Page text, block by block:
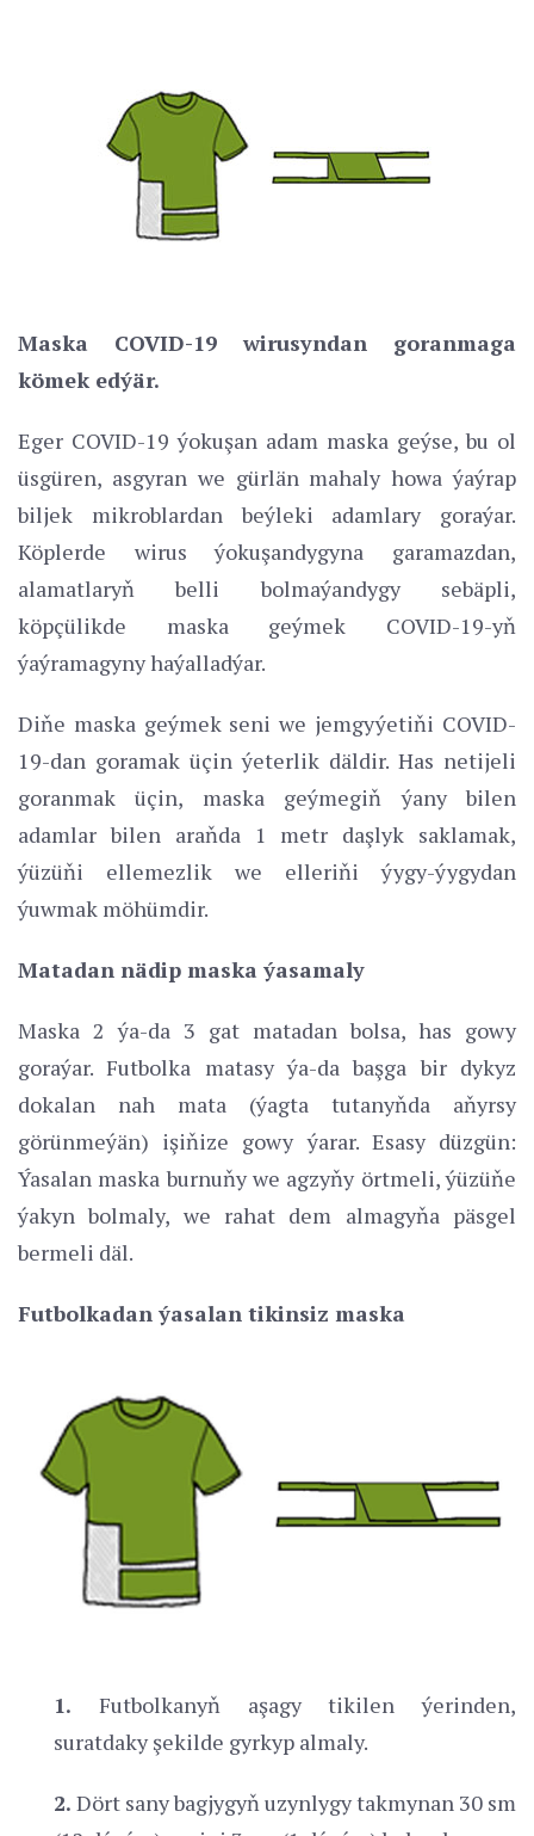
Maska COVID-19 wirusyndan goranmaga
kömek edýär.
Eger COVID-19 ýokuşan adam maska geýse, bu ol
üsgüren, asgyran we gürlän mahaly howa ýaýrap
biljek mikroblardan beýleki adamlary goraýar.
Köplerde wirus ýokuşandygyna garamazdan,
alamatlaryň belli bolmaýandygy sebäpli,
köpçülikde maska geýmek COVID-19-yň
ýaýramagyny haýalladýar.
Diňe maska geýmek seni we jemgyýetiňi COVID-
19-dan goramak üçin ýeterlik däldir. Has netijeli
goranmak üçin, maska geýmegiň ýany bilen
adamlar bilen araňda 1 metr daşlyk saklamak,
ýüzüňi ellemezlik we elleriňi ýygy-ýygydan
ýuwmak möhümdir.
Matadan nädip maska ýasamaly
Maska 2 ýa-da 3 gat matadan bolsa, has gowy
goraýar. Futbolka matasy ýa-da başga bir dykyz
dokalan nah mata (ýagta tutanyňda aňyrsy
görünmeýän) işiňize gowy ýarar. Esasy düzgün:
Ýasalan maska burnuňy we agzyňy örtmeli, ýüzüňe
ýakyn bolmaly, we rahat dem almagyňa päsgel
bermeli däl.
Futbolkadan ýasalan tikinsiz maska
1. Futbolkanyň aşagy tikilen ýerinden,
suratdaky şekilde gyrkyp almaly.
2. Dört sany bagjygyň uzynlygy takmynan 30 sm